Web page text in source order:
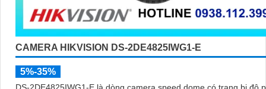
CAMERA HIKVISION DS-2DE4825IWG1-E
5%-35%